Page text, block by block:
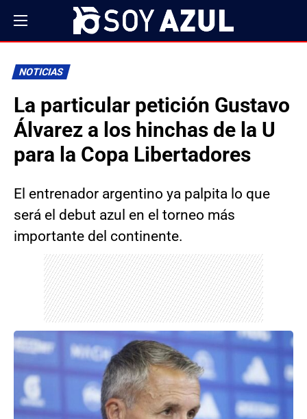
NOTICIAS
La particular petición Gustavo
Álvarez a los hinchas de la U
para la Copa Libertadores
El entrenador argentino ya palpita lo que
será el debut azul en el torneo más
importante del continente.